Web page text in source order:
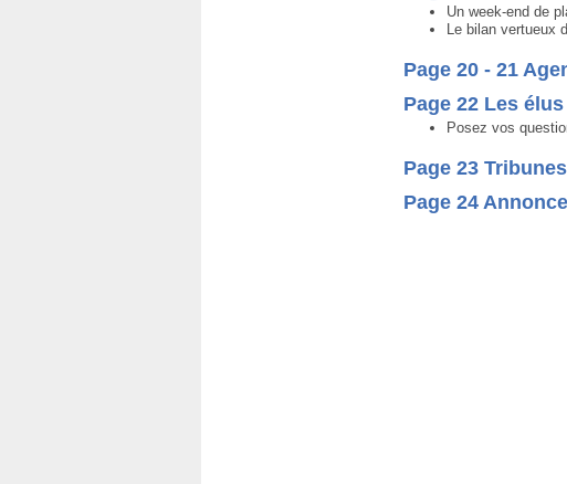
Un week-end de
Le bilan vertueux
Page 20 - 21
Page 22 Les
Posez vos
Page 23 Tribunes
Page 24 Annonce